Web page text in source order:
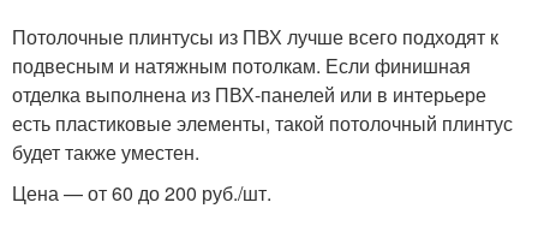
Потолочные плинтусы из ПВХ лучше всего подходят к
подвесным и натяжным потолкам. Если финишная
отделка выполнена из ПВХ-панелей или в интерьере
есть пластиковые элементы, такой потолочный плинтус
будет также уместен.
Цена — от 60 до 200 руб./шт.